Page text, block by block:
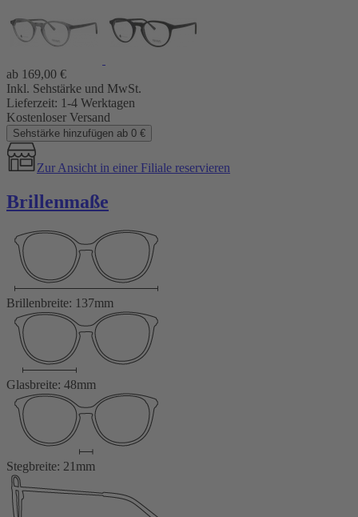
ab 169,00 €
Inkl. Sehstärke und MwSt.
Lieferzeit: 1-4 Werktagen
Kostenloser Versand
Sehstärke hinzufügen ab 0 €
Zur Ansicht in einer Filiale reservieren
Brillenmaße
Brillenbreite: 137mm
Glasbreite: 48mm
Stegbreite: 21mm